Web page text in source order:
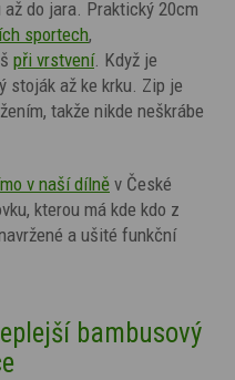
do jara. Praktický 20cm
sportech,
při vrstvení. Když je
stoják až ke krku. Zip je
takže nikde neškrábe
v naší dílněv České
kterou má kde kdo z
a ušité funkční
bambusový